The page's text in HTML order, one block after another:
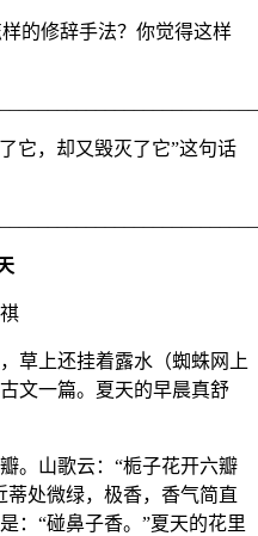
的修辞手法？你觉得这样
它，却又毁灭了它”这句话
草上还挂着露水（蜘蛛网上
文一篇。夏天的早晨真舒
。山歌云：“栀子花开六瓣
蒂处微绿，极香，香气简直
：“碰鼻子香。”夏天的花里